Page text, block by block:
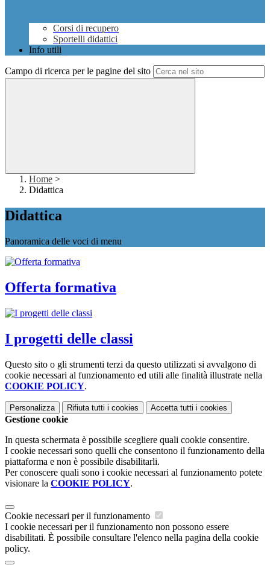
Corsi di recupero
Sportelli didattici
Info utili
Campo di ricerca per le pagine del sito
Home >
Didattica
Didattica
Panoramica delle voci di menu
Offerta formativa
I progetti delle classi
Questo sito o gli strumenti terzi da questo utilizzati si avvalgono di
cookie necessari al funzionamento ed utili alle finalità illustrate nella
COOKIE POLICY.
Personalizza Rifiuta tutti i cookies Accetta tutti i cookies
Gestione cookie
In questa schermata è possibile scegliere quali cookie consentire.
I cookie necessari sono quelli che consentono il funzionamento della
piattaforma e non è possibile disabilitarli.
Per conoscere quali sono i cookie necessari al funzionamento potete
visionare la COOKIE POLICY.
Cookie necessari per il funzionamento
I cookie necessari per il funzionamento non possono essere
disabilitati. È possibile consultare l'elenco nella pagina della cookie
policy.